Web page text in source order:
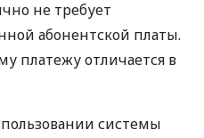
не требует
абонентской платы.
платежу отличается в
системы